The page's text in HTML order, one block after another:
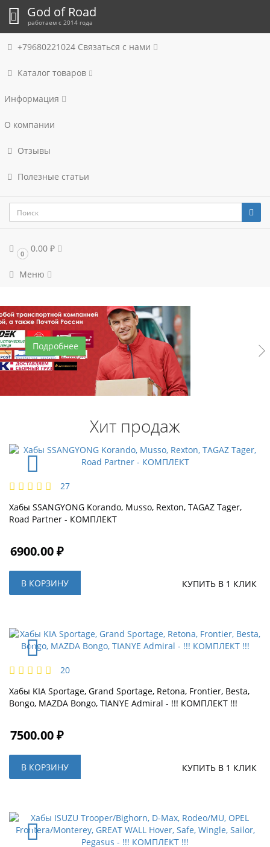
God of Road
работаем с 2014 года
+79680221024 Связаться с нами
Каталог товаров
Информация
О компании
Отзывы
Полезные статьи
0 0.00 ₽
Меню
Подробнее
Подробнее
Хит продаж
27
Хабы SSANGYONG Korando, Musso, Rexton, TAGAZ Tager,
Road Partner - КОМПЛЕКТ
6900.00 ₽
В КОРЗИНУ КУПИТЬ В 1 КЛИК
20
Хабы KIA Sportage, Grand Sportage, Retona, Frontier, Besta,
Bongo, MAZDA Bongo, TIANYE Admiral - !!! КОМПЛЕКТ !!!
7500.00 ₽
В КОРЗИНУ КУПИТЬ В 1 КЛИК